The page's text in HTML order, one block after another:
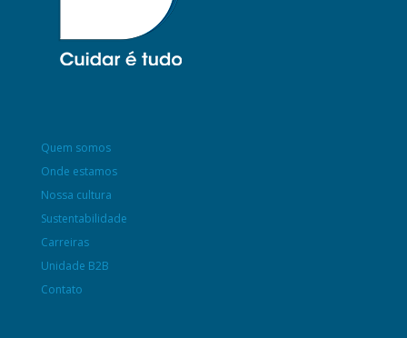
Quem somos
Onde estamos
Nossa cultura
Sustentabilidade
Carreiras
Unidade B2B
Contato